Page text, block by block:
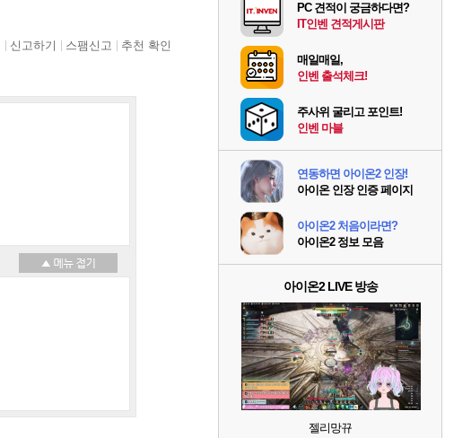
신고하기 스팸신고 추천 확인
PC 견적이 궁금하다면?
IT인벤 견적게시판
매일매일,
인벤 출석체크!
주사위 굴리고 포인트!
인벤 마블
연동하면 아이온2 인장!
아이온 인장 인증 페이지
아이온2 처음이라면?
아이온2 정보 모음
아이온2 LIVE 방송
젤리망뀨